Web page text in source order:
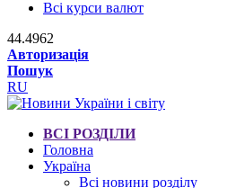
Всі курси валют
44.4962
Авторизація
Пошук
RU
ВСІ РОЗДІЛИ
Головна
Україна
Всі новини розділу